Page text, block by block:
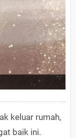
keluar rumah,
baik ini.